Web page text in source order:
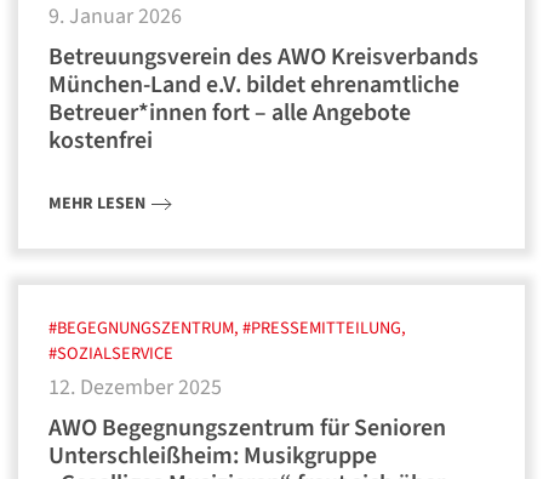
9. Januar 2026
Betreuungsverein des AWO Kreisverbands
München-Land e.V. bildet ehrenamtliche
Betreuer*innen fort – alle Angebote
kostenfrei
MEHR LESEN
#BEGEGNUNGSZENTRUM, #PRESSEMITTEILUNG,
#SOZIALSERVICE
12. Dezember 2025
AWO Begegnungszentrum für Senioren
Unterschleißheim: Musikgruppe